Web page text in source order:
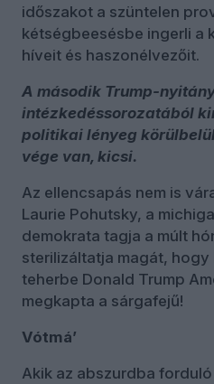
időszakot a szüntelen
kétségbeesésbe ingerli a
híveit és haszonélvezőit.
A második Trump-
intézkedéssorozatából
politikai lényeg
vége van, kicsi.
Az ellencsapás nem is
Laurie Pohutsky, a
demokrata tagja a múlt
sterilizáltatja magát, hogy
teherbe Donald Trump
megkapta a sárgafejű!
Vótmá’
Akik az abszurdba